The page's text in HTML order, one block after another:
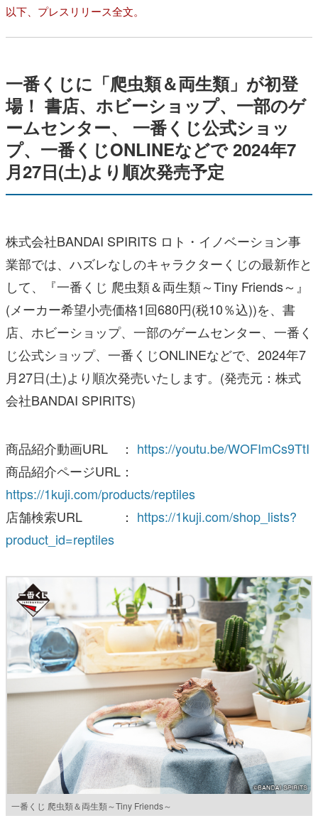
以下、プレスリリース全文。
一番くじに「爬虫類＆両生類」が初登
場！ 書店、ホビーショップ、一部のゲ
ームセンター、 一番くじ公式ショッ
プ、一番くじONLINEなどで 2024年7
月27日(土)より順次発売予定
株式会社BANDAI SPIRITS ロト・イノベーション事
業部では、ハズレなしのキャラクターくじの最新作と
して、『一番くじ 爬虫類＆両生類～Tiny Friends～』
(メーカー希望小売価格1回680円(税10％込))を、書
店、ホビーショップ、一部のゲームセンター、一番く
じ公式ショップ、一番くじONLINEなどで、2024年7
月27日(土)より順次発売いたします。(発売元：株式
会社BANDAI SPIRITS)
商品紹介動画URL ： https://youtu.be/WOFImCs9TtI
商品紹介ページURL：
https://1kuji.com/products/reptiles
店舗検索URL ： https://1kuji.com/shop_lists?
product_id=reptiles
一番くじ 爬虫類＆両生類～Tiny Friends～